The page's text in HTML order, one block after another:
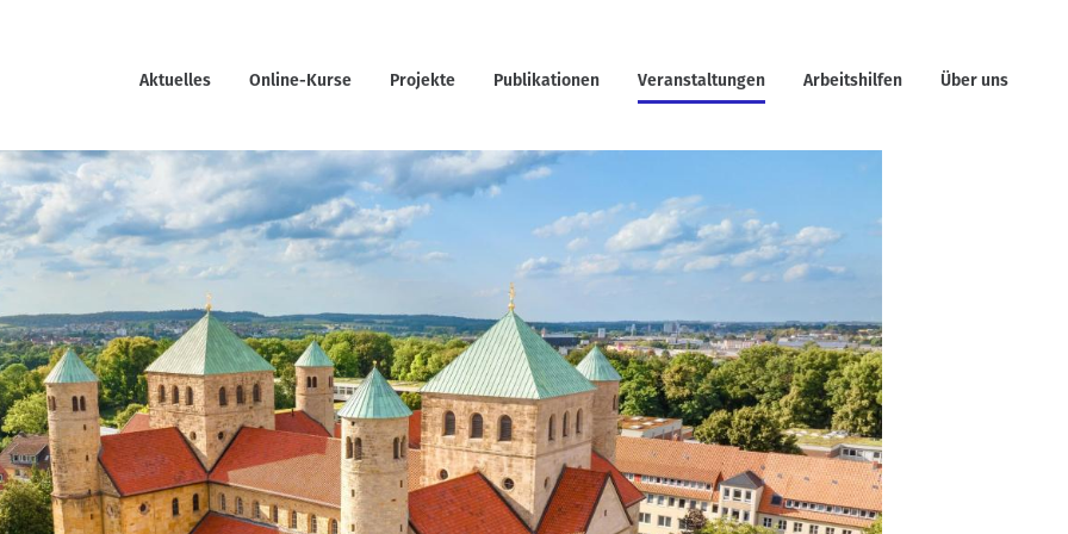
Aktuelles Online-Kurse Projekte Publikationen Veranstaltungen Arbeitshilfen Über uns